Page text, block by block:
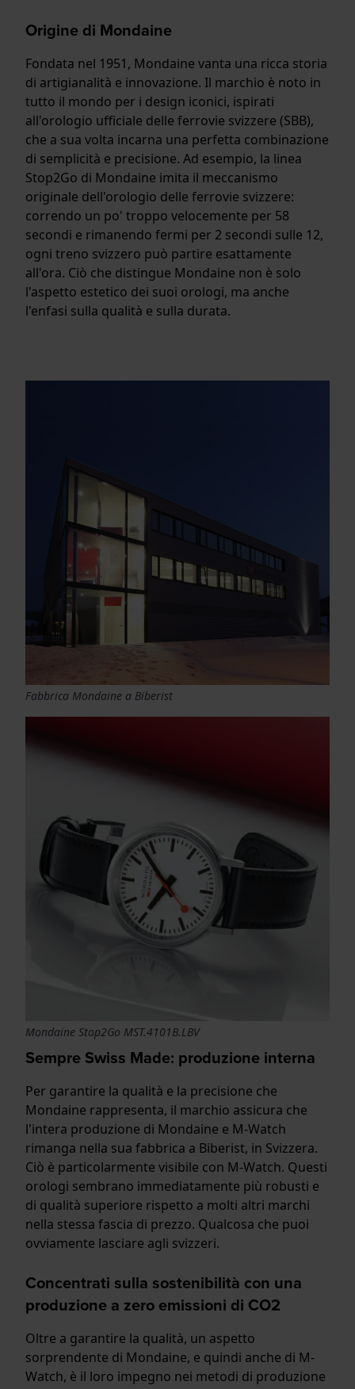
Origine di Mondaine
Fondata nel 1951, Mondaine vanta una ricca storia
di artigianalità e innovazione. Il marchio è noto in
tutto il mondo per i design iconici, ispirati
all'orologio ufficiale delle ferrovie svizzere (SBB),
che a sua volta incarna una perfetta combinazione
di semplicità e precisione. Ad esempio, la linea
Stop2Go di Mondaine imita il meccanismo
originale dell'orologio delle ferrovie svizzere:
correndo un po' troppo velocemente per 58
secondi e rimanendo fermi per 2 secondi sulle 12,
ogni treno svizzero può partire esattamente
all'ora. Ciò che distingue Mondaine non è solo
l'aspetto estetico dei suoi orologi, ma anche
l'enfasi sulla qualità e sulla durata.
Fabbrica Mondaine a Biberist
Mondaine Stop2Go MST.4101B.LBV
Sempre Swiss Made: produzione interna
Per garantire la qualità e la precisione che
Mondaine rappresenta, il marchio assicura che
l'intera produzione di Mondaine e M-Watch
rimanga nella sua fabbrica a Biberist, in Svizzera.
Ciò è particolarmente visibile con M-Watch. Questi
orologi sembrano immediatamente più robusti e
di qualità superiore rispetto a molti altri marchi
nella stessa fascia di prezzo. Qualcosa che puoi
ovviamente lasciare agli svizzeri.
Concentrati sulla sostenibilità con una
produzione a zero emissioni di CO2
Oltre a garantire la qualità, un aspetto
sorprendente di Mondaine, e quindi anche di M-
Watch, è il loro impegno nei metodi di produzione